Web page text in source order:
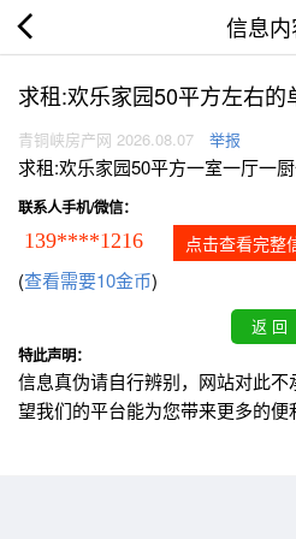
信息内
求租:欢乐家园50平方左右的
青铜峡房产网 2026.08.07 举报
求租:欢乐家园50平方一室一厅一
联系人手机/微信：
139****1216 点击查看完整
(查看需要10金币)
特此声明：
信息真伪请自行辨别，网站对此
望我们的平台能为您带来更多的便